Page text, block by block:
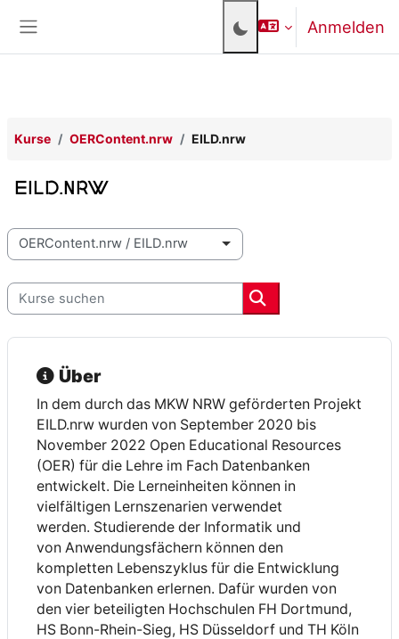
Anmelden
Kurse OERContent.nrw EILD.nrw
EILD.nrw
Kursbereiche
Kurse suchen
Kurse suchen
Über
In dem durch das MKW NRW geförderten Projekt
EILD.nrw wurden von September 2020 bis
November 2022 Open Educational Resources
(OER) für die Lehre im Fach Datenbanken
entwickelt. Die Lerneinheiten können in
vielfältigen Lernszenarien verwendet
werden. Studierende der Informatik und
von Anwendungsfächern können den
kompletten Lebenszyklus für die Entwicklung
von Datenbanken erlernen. Dafür wurden von
den vier beteiligten Hochschulen FH Dortmund​,
HS Bonn-Rhein-Sieg​, HS Düsseldorf​ und TH Köln​